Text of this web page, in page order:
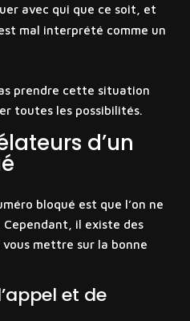
avec qui que ce soit, et
mal interprété comme un
prendre cette situation
toutes les possibilités.
d’un
bloqué est que l’on ne
il existe des
mettre sur la bonne
et de